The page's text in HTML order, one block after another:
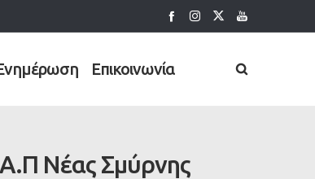
Επικοινωνία
Νέας Σμύρνης